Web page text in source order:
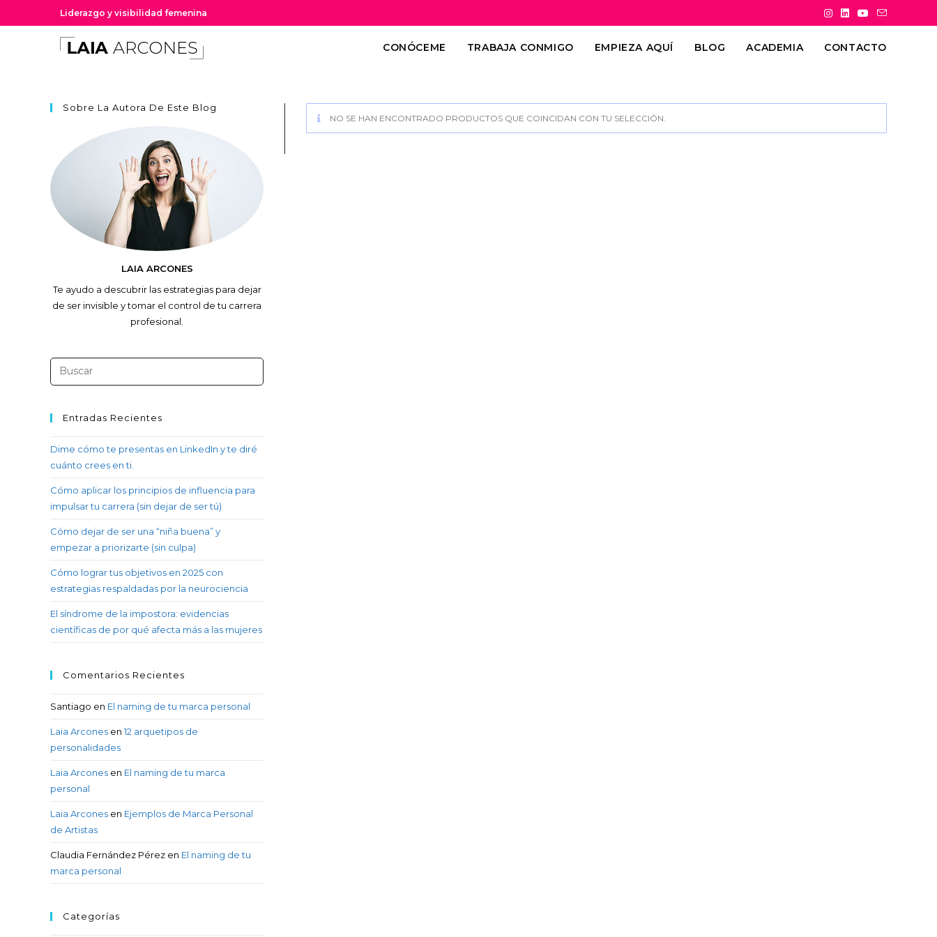
Liderazgo y visibilidad femenina
CONÓCEME TRABAJA CONMIGO EMPIEZA AQUÍ BLOG ACADEMIA CONTACTO
NO SE HAN ENCONTRADO PRODUCTOS QUE COINCIDAN CON TU SELECCIÓN.
Sobre La Autora De Este Blog
LAIA ARCONES
Te ayudo a descubrir las estrategias para dejar
de ser invisible y tomar el control de tu carrera
profesional.
Entradas Recientes
Dime cómo te presentas en LinkedIn y te diré
cuánto crees en ti.
Cómo aplicar los principios de influencia para
impulsar tu carrera (sin dejar de ser tú)
Cómo dejar de ser una “niña buena” y
empezar a priorizarte (sin culpa)
Cómo lograr tus objetivos en 2025 con
estrategias respaldadas por la neurociencia
El síndrome de la impostora: evidencias
científicas de por qué afecta más a las mujeres
Comentarios Recientes
Santiago en El naming de tu marca personal
Laia Arcones en 12 arquetipos de
personalidades
Laia Arcones en El naming de tu marca
personal
Laia Arcones en Ejemplos de Marca Personal
de Artistas
Claudia Fernández Pérez en El naming de tu
marca personal
Categorías